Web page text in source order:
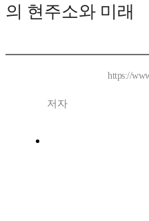
의 현주소와 미래
https://
저자